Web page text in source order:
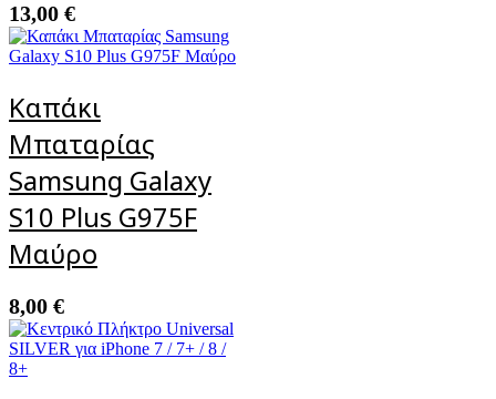
13,00 €
Καπάκι
Μπαταρίας
Samsung Galaxy
S10 Plus G975F
Μαύρο
8,00 €